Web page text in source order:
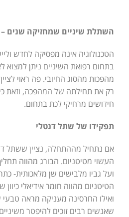
השתלת שיניים שמחזיקה שנים –
הטכנולוגיה אינה מפסיקה לחדש
בתחום רפואת השיניים ניתן
מהפכות מהסוג החיובי. פה ראוי
רק את תחילתה של המהפכה, וזאת כי
חידושים מרחיקי לכת בתחום.
תפקידו של שתל דנטלי
אם נתחיל מההתחלה, נציין ששתל
העשוי מטיטניום. הבורג מהווה
ועל גביו מלבישים שן מלאכותית-
הטיטניום מהווה חומר אידיאלי
ואילו החרסינה מעניקה מראה
שאנשים רבים זוכים להיפטר